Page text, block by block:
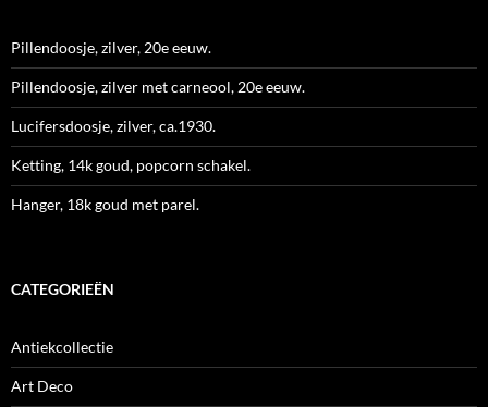
Pillendoosje, zilver, 20e eeuw.
Pillendoosje, zilver met carneool, 20e eeuw.
Lucifersdoosje, zilver, ca.1930.
Ketting, 14k goud, popcorn schakel.
Hanger, 18k goud met parel.
CATEGORIEËN
Antiekcollectie
Art Deco